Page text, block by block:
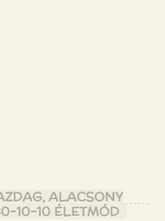
ALACSONY
10-10 ÉLETMÓD